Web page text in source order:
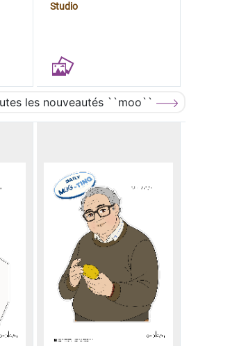
Studio
les nouveautés ``moo``